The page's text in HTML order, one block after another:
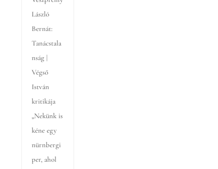
László
Bernát:
Tanácstala
nság |
Végső
István
kritikája
„Nekünk is
kéne egy
nürnbergi
per, ahol